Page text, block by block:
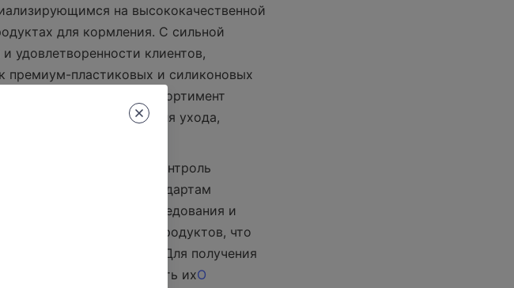
на высококачественной
для кормления. С сильной
удовлетворенности клиентов,
премиум-пластиковых и силиконовых
стандартам. Их ассортимент
кормления и наборы для ухода,
по всему миру.
и строгий контроль
строгим стандартам
компании на исследования и
и внедрению новых продуктов, что
ухода за детьми. Для получения
вы можете посетить ихО